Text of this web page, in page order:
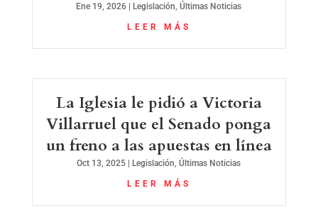
Ene 19, 2026 | Legislación ,Últimas Noticias
LEER MÁS
La Iglesia le pidió a Victoria
Villarruel que el Senado ponga
un freno a las apuestas en línea
Oct 13, 2025 | Legislación,Últimas Noticias
LEER MÁS